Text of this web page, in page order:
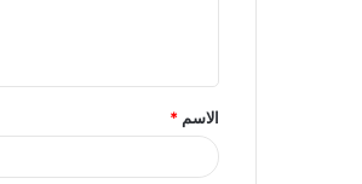
ق
*
الاسم *